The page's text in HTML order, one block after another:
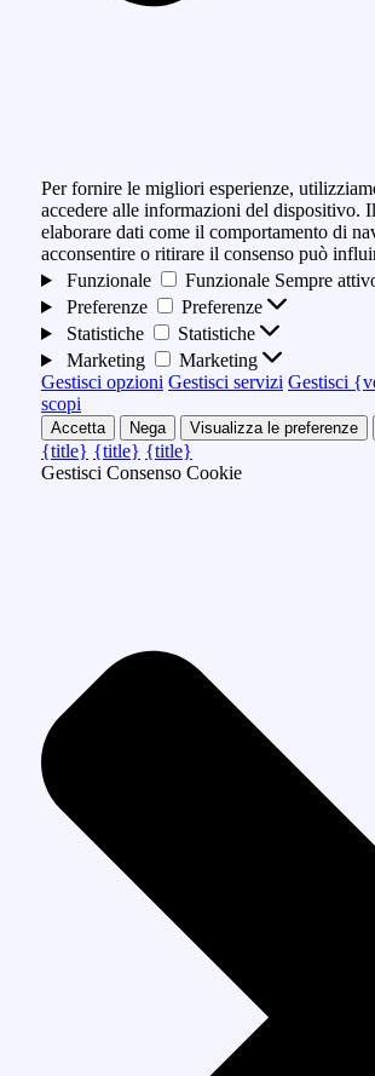
Per fornire le migliori esperienze,
accedere alle informazioni del dispositivo.
elaborare dati come il comportamento di
acconsentire o ritirare il consenso può
Funzionale
Funzionale Sempre
Preferenze
Preferenze
Statistiche
Statistiche
Marketing
Marketing
Gestisci opzioni Gestisci servizi Gestisci
scopi
Accetta Nega Visualizza le preferenze
{title} {title} {title}
Gestisci Consenso Cookie